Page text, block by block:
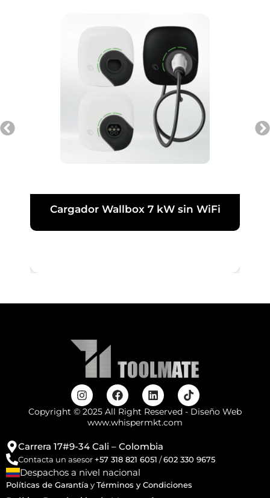
Cargador Wallbox 7 kW sin WiFi
Copyright © 2025 All Right Reserved - Diseño Web
www.whispermkt.com
Carrera 17#9-34 Cali – Colombia
Contacta un asesor+57 318 821 6051 /602 330 9675
Despachos a nivel nacional
Políticas de Garantía yTérminos y Condiciones